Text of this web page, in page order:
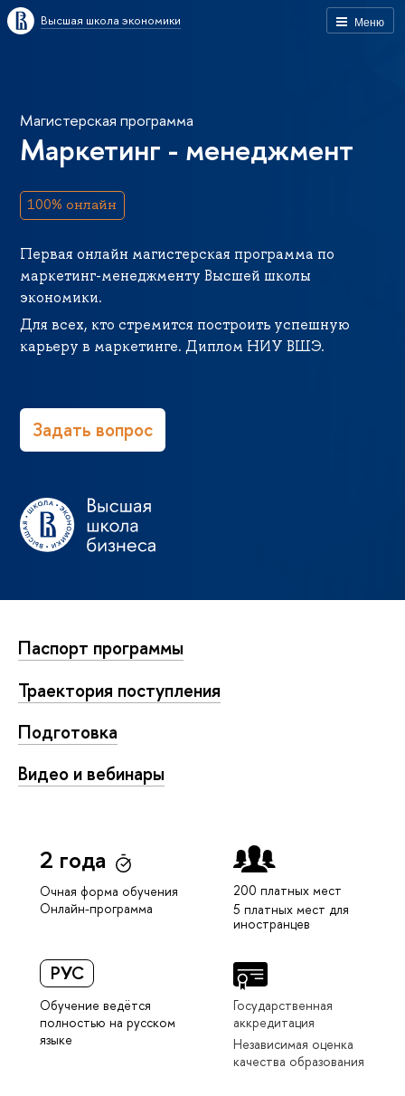
Меню
Высшая школа экономики
Магистерская программа
Маркетинг - менеджмент
100% онлайн
Первая онлайн магистерская программа по
маркетинг-менеджменту Высшей школы
экономики.
Для всех, кто стремится построить успешную
карьеру в маркетинге. Диплом НИУ ВШЭ.
Задать вопрос
Паспорт программы
Траектория поступления
Подготовка
Видео и вебинары
2 года
Очная форма обучения
Онлайн-программа
200 платных мест
5 платных мест для
иностранцев
РУС
Обучение ведётся
полностью на русском
языке
Государственная
аккредитация
Независимая оценка
качества образования